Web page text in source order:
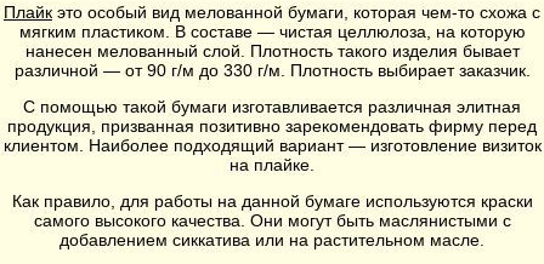
Плайк это особый вид мелованной бумаги, которая чем-то схожа с
мягким пластиком. В составе — чистая целлюлоза, на которую
нанесен мелованный слой. Плотность такого изделия бывает
различной — от 90 г/м до 330 г/м. Плотность выбирает заказчик.
С помощью такой бумаги изготавливается различная элитная
продукция, призванная позитивно зарекомендовать фирму перед
клиентом. Наиболее подходящий вариант — изготовление визиток
на плайке.
Как правило, для работы на данной бумаге используются краски
самого высокого качества. Они могут быть маслянистыми с
добавлением сиккатива или на растительном масле.